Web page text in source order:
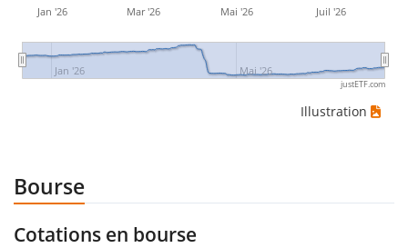
Jan '26 Mar '26 Mai '26 Juil '26
Jan '26 Mai '26
justETF.com
Illustration
Bourse
Cotations en bourse